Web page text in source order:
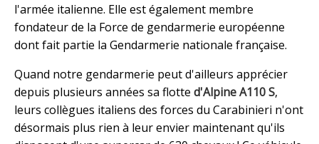
l'armée italienne. Elle est également membre
fondateur de la Force de gendarmerie européenne
dont fait partie la Gendarmerie nationale française.
Quand notre gendarmerie peut d'ailleurs apprécier
depuis plusieurs années sa flotte d'Alpine A110 S,
leurs collègues italiens des forces du Carabinieri n'ont
désormais plus rien à leur envier maintenant qu'ils